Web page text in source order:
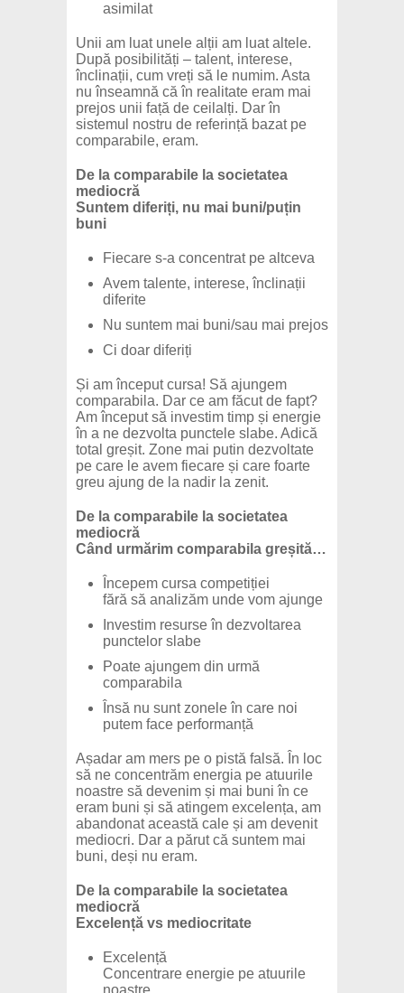
asimilat
Unii am luat unele alții am luat altele.
După posibilități – talent, interese,
înclinații, cum vreți să le numim. Asta
nu înseamnă că în realitate eram mai
prejos unii față de ceilalți. Dar în
sistemul nostru de referință bazat pe
comparabile, eram.
De la comparabile la societatea
mediocră
Suntem diferiți, nu mai buni/puțin
buni
Fiecare s-a concentrat pe altceva
Avem talente, interese, înclinații
diferite
Nu suntem mai buni/sau mai prejos
Ci doar diferiți
Și am început cursa! Să ajungem
comparabila. Dar ce am făcut de fapt?
Am început să investim timp și energie
în a ne dezvolta punctele slabe. Adică
total greșit. Zone mai putin dezvoltate
pe care le avem fiecare și care foarte
greu ajung de la nadir la zenit.
De la comparabile la societatea
mediocră
Când urmărim comparabila greșită…
Începem cursa competiției
fără să analizăm unde vom ajunge
Investim resurse în dezvoltarea
punctelor slabe
Poate ajungem din urmă
comparabila
Însă nu sunt zonele în care noi
putem face performanță
Așadar am mers pe o pistă falsă. În loc
să ne concentrăm energia pe atuurile
noastre să devenim și mai buni în ce
eram buni și să atingem excelența, am
abandonat această cale și am devenit
mediocri. Dar a părut că suntem mai
buni, deși nu eram.
De la comparabile la societatea
mediocră
Excelență vs mediocritate
Excelență
Concentrare energie pe atuurile
noastre